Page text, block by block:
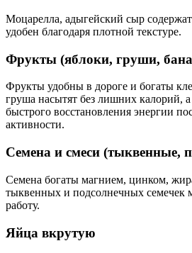
Моцарелла, адыгейский сыр
удобен благодаря плотной текстуре.
Фрукты (яблоки, груши,
Фрукты удобны в дороге и богаты
груша насытят без лишних калорий,
быстрого восстановления энергии
активности.
Семена и смеси (тыквенные,
Семена богаты магнием, цинком,
тыквенных и подсолнечных семечек
работу.
Яйца вкрутую